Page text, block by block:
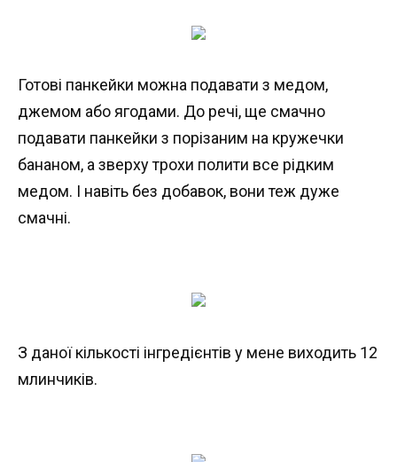
Готові панкейки можна подавати з медом,
джемом або ягодами. До речі, ще смачно
подавати панкейки з порізаним на кружечки
бананом, а зверху трохи полити все рідким
медом. І навіть без добавок, вони теж дуже
смачні.
З даної кількості інгредієнтів у мене виходить 12
млинчиків.